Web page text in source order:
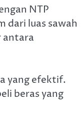
NTP
dari luas sawah
antara
yang efektif.
beras yang